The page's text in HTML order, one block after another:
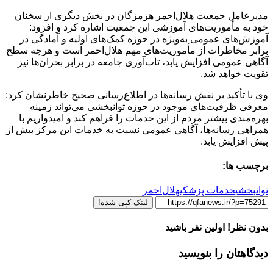
مدیرعامل جمعیت هلال‌احمر هرمزگان در بخش دیگری از سخنان
خود به مأموریت‌های آموزشی این جمعیت اشاره کرد و افزود:
آموزش‌های عمومی به‌ویژه در حوزه کمک‌های اولیه و آمادگی در
برابر مخاطرات از مأموریت‌های مهم هلال‌احمر است و هرچه سطح
آگاهی عمومی افزایش یابد، تاب‌آوری جامعه در برابر بحران‌ها نیز
تقویت خواهد شد.
وی با تأکید بر نقش رسانه‌ها در اطلاع‌رسانی صحیح خاطرنشان کرد:
معرفی ظرفیت‌های موجود در حوزه توانبخشی می‌تواند زمینه
بهره‌مندی بیشتر مردم از این خدمات را فراهم کند و امیدواریم با
همراهی رسانه‌ها، آگاهی عمومی نسبت به خدمات این مرکز بیش از
پیش افزایش یابد.
برچسب ها:
توانبخشیخدمات پزشکیهلال‌احمر
لینک کپی شده!
بدون نظر! اولین نفر باشید
دیدگاهتان را بنویسید